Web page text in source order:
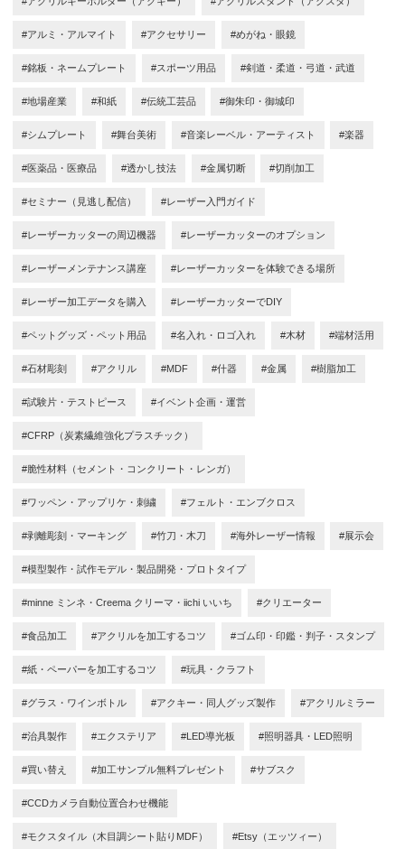
#アルミ・アルマイト #アクセサリー #めがね・眼鏡
#銘板・ネームプレート #スポーツ用品 #剣道・柔道・弓道・武道
#地場産業 #和紙 #伝統工芸品 #御朱印・御城印
#シムプレート #舞台美術 #音楽レーベル・アーティスト #楽器
#医薬品・医療品 #透かし技法 #金属切断 #切削加工
#セミナー（見逃し配信） #レーザー入門ガイド
#レーザーカッターの周辺機器 #レーザーカッターのオプション
#レーザーメンテナンス講座 #レーザーカッターを体験できる場所
#レーザー加工データを購入 #レーザーカッターでDIY
#ペットグッズ・ペット用品 #名入れ・ロゴ入れ #木材 #端材活用
#石材彫刻 #アクリル #MDF #什器 #金属 #樹脂加工
#試験片・テストピース #イベント企画・運営
#CFRP（炭素繊維強化プラスチック）
#脆性材料（セメント・コンクリート・レンガ）
#ワッペン・アップリケ・刺繍 #フェルト・エンブクロス
#剥離彫刻・マーキング #竹刀・木刀 #海外レーザー情報 #展示会
#模型製作・試作モデル・製品開発・プロトタイプ
#minne ミンネ・Creema クリーマ・iichi いいち #クリエーター
#食品加工 #アクリルを加工するコツ #ゴム印・印鑑・判子・スタンプ
#紙・ペーパーを加工するコツ #玩具・クラフト
#グラス・ワインボトル #アクキー・同人グッズ製作 #アクリルミラー
#治具製作 #エクステリア #LED導光板 #照明器具・LED照明
#買い替え #加工サンプル無料プレゼント #サブスク
#CCDカメラ自動位置合わせ機能
#モクスタイル（木目調シート貼りMDF） #Etsy（エッツィー）